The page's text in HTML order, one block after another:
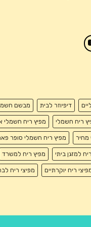
דיפיוזר לבית מבשם
ריח חשמלי מפיץ ריח חשמלי
מחיר מפיץ ריח חשמלי סופר
למזגן ביתי מפיץ ריח למשרד
ריח יוקרתיים מפיצי ריח